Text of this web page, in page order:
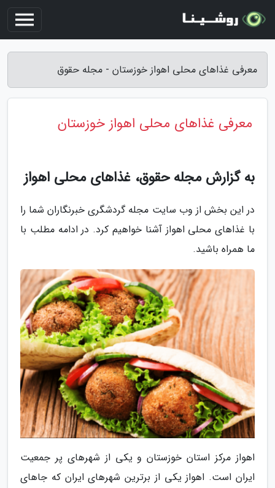
معرفی غذاهای محلی اهواز خوزستان - مجله حقوق
معرفی غذاهای محلی اهواز خوزستان
به گزارش مجله حقوق، غذاهای محلی اهواز
در این بخش از وب سایت مجله گردشگری خبرنگاران شما را
با غذاهای محلی اهواز آشنا خواهیم کرد. در ادامه مطلب با
ما همراه باشید.
اهواز مرکز استان خوزستان و یکی از شهرهای پر جمعیت
ایران است. اهواز یکی از برترین شهرهای ایران که جاهای